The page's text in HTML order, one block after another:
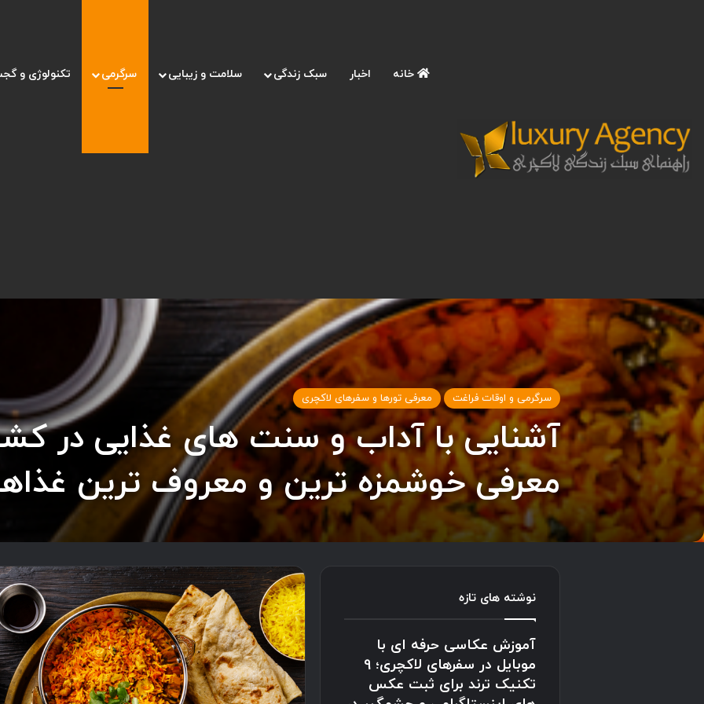
خانه اخبار سبک زندگی سلامت و زیبایی سرگرمی تکنولوژی و
صفحه اصلی
سرگرمی و اوقات فراغت معرفی تورها و سفرهای لاکچری
آشنایی با آداب و سنت های غذایی در
معرفی خوشمزه ترین و معروف ترین
نوشته های تازه
آموزش عکاسی حرفه ای با
موبایل در سفرهای لاکچری؛ 9
تکنیک ترند برای ثبت عکس